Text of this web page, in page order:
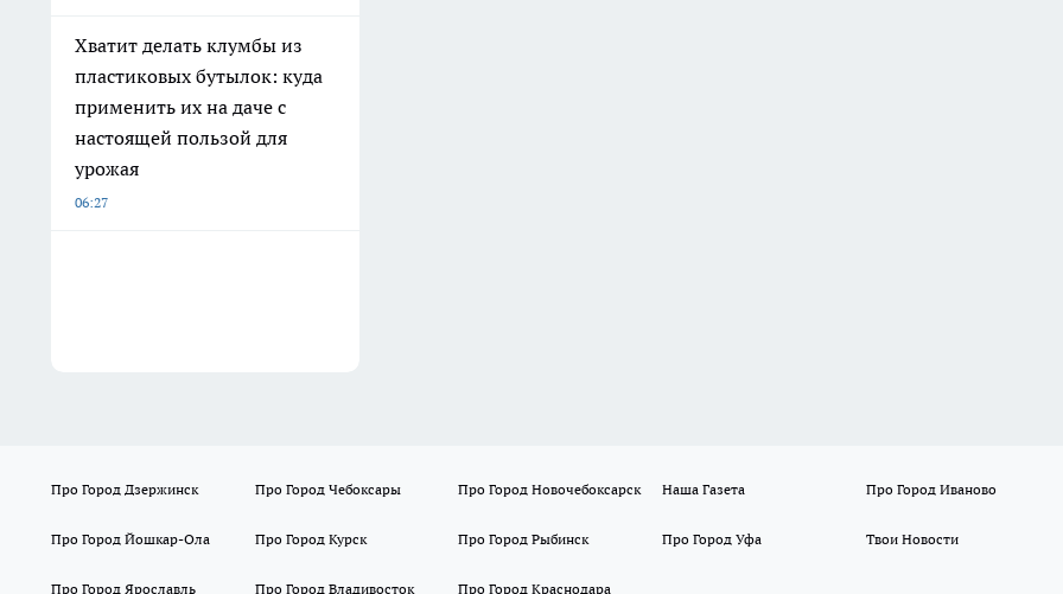
Хватит делать клумбы из
пластиковых бутылок: куда
применить их на даче с
настоящей пользой для
урожая
06:27
Про Город Дзержинск Про Город Чебоксары Про Город Новочебоксарск Наша Газета Про Город Иваново
Про Город Йошкар-Ола Про Город Курск Про Город Рыбинск Про Город Уфа Твои Новости
Про Город Ярославль Про Город Владивосток Про Город Краснодара